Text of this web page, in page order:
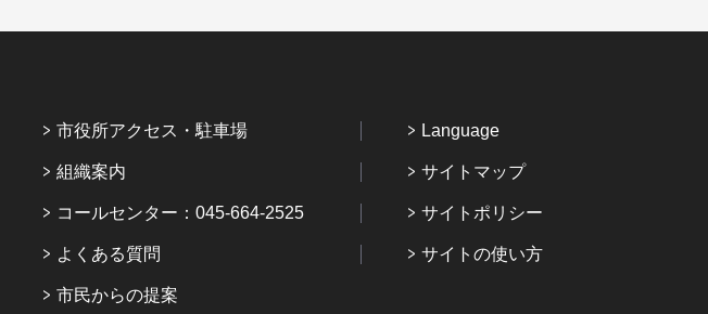
市役所アクセス・駐車場
組織案内
コールセンター：045-664-2525
よくある質問
市民からの提案
Language
サイトマップ
サイトポリシー
サイトの使い方